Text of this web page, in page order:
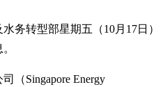
务转型部星期五（10月17日）
（Singapore Energy